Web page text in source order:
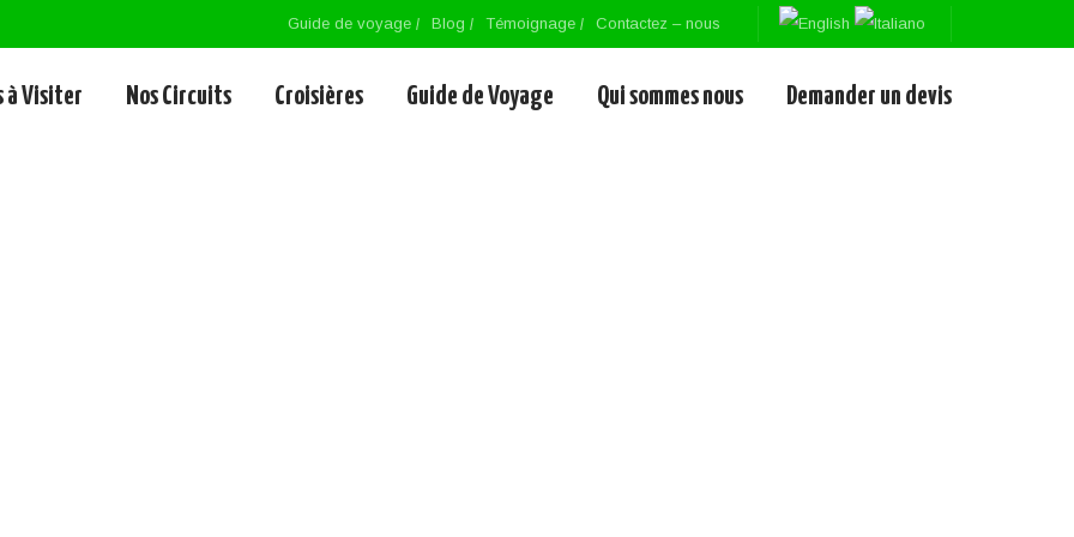
Guide de voyage Blog Témoignage Contactez – nous
à Visiter Nos Circuits Croisières Guide de Voyage Qui sommes nous Demander un devis